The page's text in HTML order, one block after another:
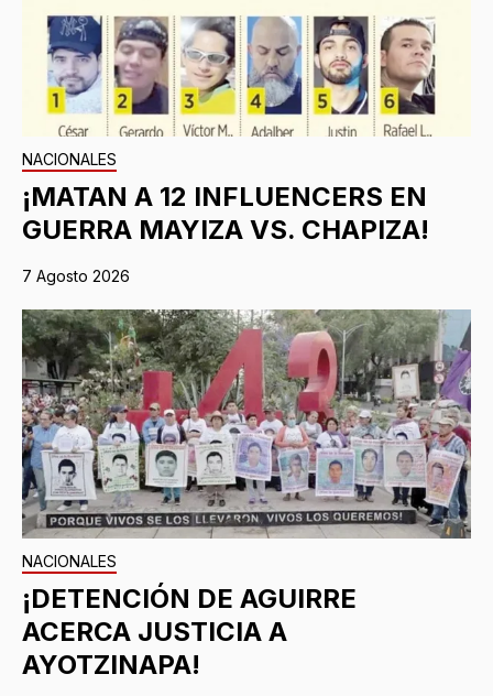
NACIONALES
¡MATAN A 12 INFLUENCERS EN
GUERRA MAYIZA VS. CHAPIZA!
7 Agosto 2026
NACIONALES
¡DETENCIÓN DE AGUIRRE
ACERCA JUSTICIA A
AYOTZINAPA!